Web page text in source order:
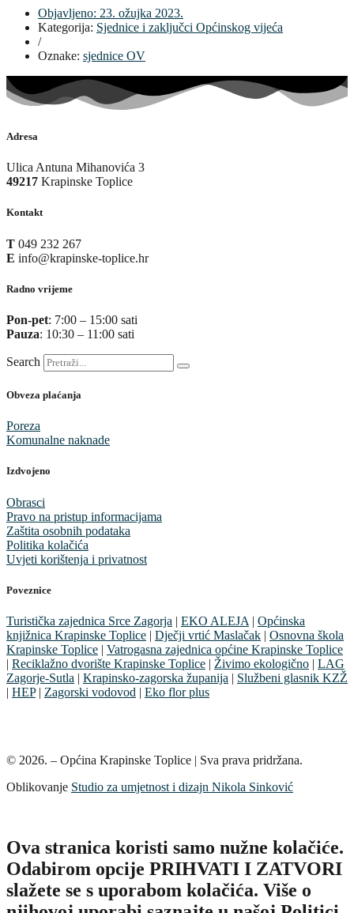
Objavljeno: 23. ožujka 2023.
Kategorija: Sjednice i zaključci Općinskog vijeća
/
Oznake: sjednice OV
Adresa
Ulica Antuna Mihanovića 3
49217 Krapinske Toplice
Kontakt
T 049 232 267
E info@krapinske-toplice.hr
Radno vrijeme
Pon-pet: 7:00 – 15:00 sati
Pauza: 10:30 – 11:00 sati
Search
Obveza plaćanja
Poreza
Komunalne naknade
Izdvojeno
Obrasci
Pravo na pristup informacijama
Zaštita osobnih podataka
Politika kolačića
Uvjeti korištenja i privatnost
Poveznice
Turistička zajednica Srce Zagorja | EKO ALEJA | Općinska
knjižnica Krapinske Toplice | Dječji vrtić Maslačak | Osnovna škola
Krapinske Toplice | Vatrogasna zajednica općine Krapinske Toplice
| Reciklažno dvorište Krapinske Toplice | Živimo ekologično | LAG
Zagorje-Sutla | Krapinsko-zagorska županija | Službeni glasnik KZŽ
| HEP| Zagorski vodovod | Eko flor plus
© 2026. – Općina Krapinske Toplice | Sva prava pridržana.
Oblikovanje Studio za umjetnost i dizajn Nikola Sinković
Ova stranica koristi samo nužne kolačiće.
Odabirom opcije PRIHVATI I ZATVORI
slažete se s uporabom kolačića. Više o